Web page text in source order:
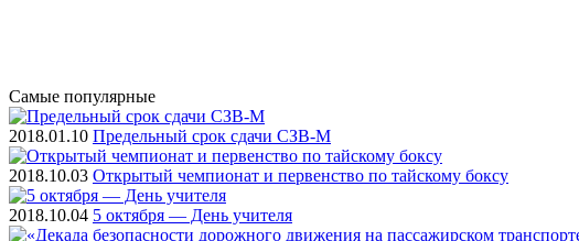
Самые популярные
2018.01.10 Предельный срок сдачи СЗВ-М
2018.10.03 Открытый чемпионат и первенство по тайскому боксу
2018.10.04 5 октября — День учителя